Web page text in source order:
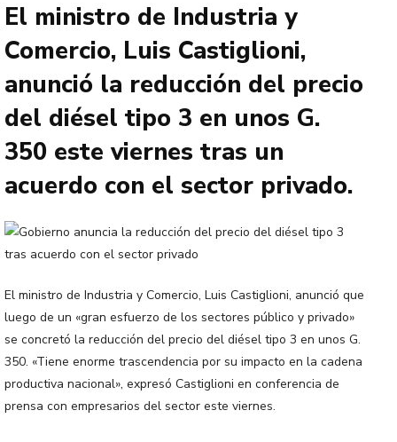
El ministro de Industria y
Comercio, Luis Castiglioni,
anunció la reducción del precio
del diésel tipo 3 en unos G.
350 este viernes tras un
acuerdo con el sector privado.
El ministro de Industria y Comercio, Luis Castiglioni, anunció que
luego de un «gran esfuerzo de los sectores público y privado»
se concretó la reducción del precio del diésel tipo 3 en unos G.
350. «Tiene enorme trascendencia por su impacto en la cadena
productiva nacional», expresó Castiglioni en conferencia de
prensa con empresarios del sector este viernes.